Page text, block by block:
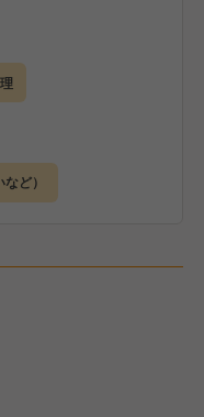
てパーソナルなおも
割です。
ーダーとして、後輩
連携した店舗運営の
充実した研修制度が
いった日本の伝統美
からスタートし、着
です。
ど）